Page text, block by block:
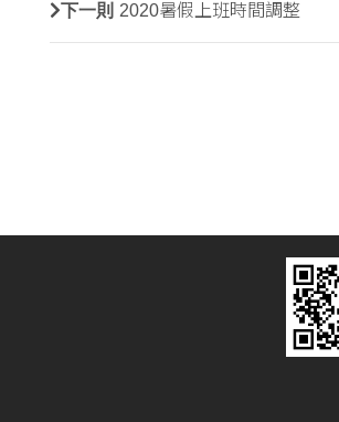
下一則 2020暑假上班時間調整